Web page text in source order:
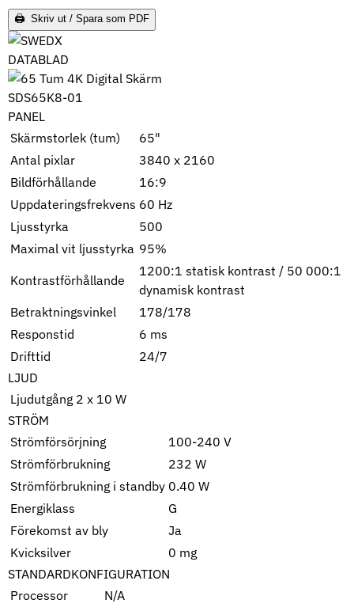
🖨 Skriv ut / Spara som PDF
DATABLAD
SDS65K8-01
PANEL
Skärmstorlek (tum)
65"
Antal pixlar
3840 x 2160
Bildförhållande
16:9
Uppdateringsfrekvens 60 Hz
Ljusstyrka
500
Maximal vit ljusstyrka 95%
Kontrastförhållande
1200:1 statisk kontrast / 50 000:1
dynamisk kontrast
Betraktningsvinkel
178/178
Responstid
6 ms
Drifttid
24/7
LJUD
Ljudutgång 2 x 10 W
STRÖM
Strömförsörjning
100-240 V
Strömförbrukning
232 W
Strömförbrukning i standby 0.40 W
Energiklass
G
Förekomst av bly
Ja
Kvicksilver
0 mg
STANDARDKONFIGURATION
Processor
N/A